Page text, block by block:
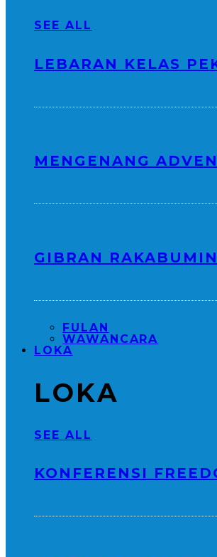
SEE ALL
LEBARAN KELAS
MENGENANG
GIBRAN
FULAN
WAWANCARA
LOKA
LOKA
SEE ALL
KONFERENSI